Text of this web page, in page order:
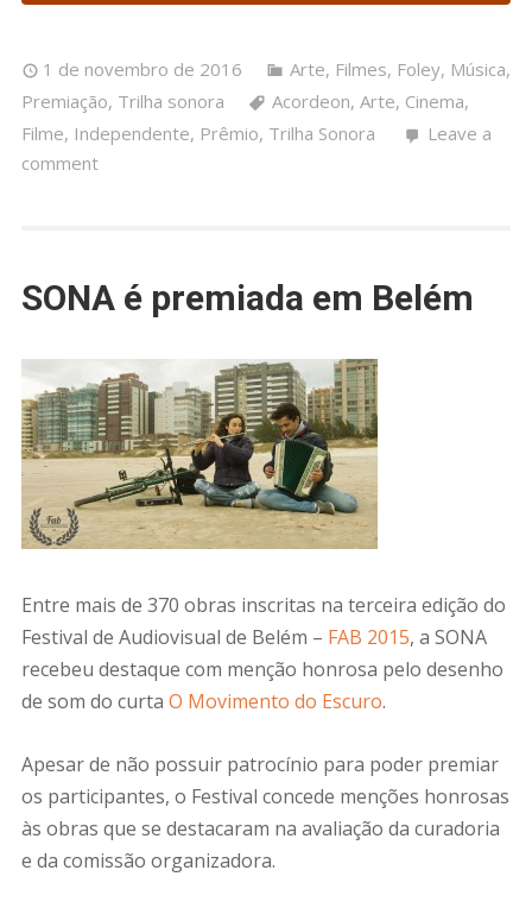
1 de novembro de 2016 Arte, Filmes, Foley, Música,
Premiação, Trilha sonora Acordeon, Arte, Cinema,
Filme, Independente, Prêmio, Trilha Sonora
Leave a
comment
SONA é premiada em Belém
Entre mais de 370 obras inscritas na terceira edição do
Festival de Audiovisual de Belém – FAB 2015, a SONA
recebeu destaque com menção honrosa pelo desenho
de som do curta O Movimento do Escuro.
Apesar de não possuir patrocínio para poder premiar
os participantes, o Festival concede menções honrosas
às obras que se destacaram na avaliação da curadoria
e da comissão organizadora.